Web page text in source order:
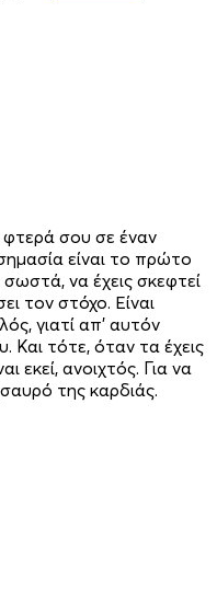
φτερά σου σε έναν
είναι το πρώτο
σωστά, να έχεις σκεφτεί
τον στόχο. Είναι
γιατί απ' αυτόν
Και τότε, όταν τα έχεις
εκεί, ανοιχτός. Για να
της καρδιάς.